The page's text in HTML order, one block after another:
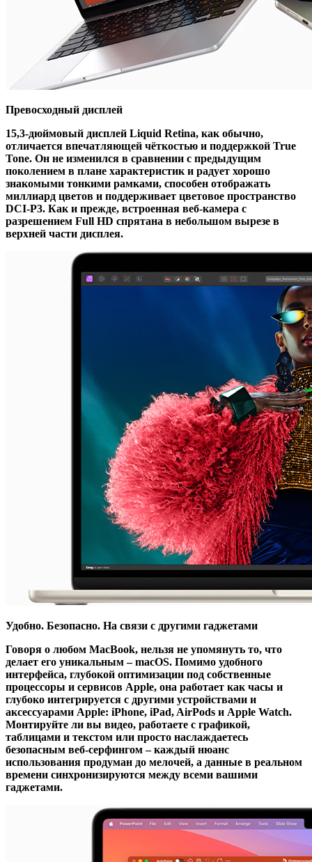
Превосходный дисплей
15,3-дюймовый дисплей Liquid Retina, как обычно,
отличается впечатляющей чёткостью и поддержкой True
Tone. Он не изменился в сравнении с предыдущим
поколением в плане характеристик и радует хорошо
знакомыми тонкими рамками, способен отображать
миллиард цветов и поддерживает цветовое пространство
DCI-P3. Как и прежде, встроенная веб-камера с
разрешением Full HD спрятана в небольшом вырезе в
верхней части дисплея.
Удобно. Безопасно. На связи с другими гаджетами
Говоря о любом MacBook, нельзя не упомянуть то, что
делает его уникальным – macOS. Помимо удобного
интерфейса, глубокой оптимизации под собственные
процессоры и сервисов Apple, она работает как часы и
глубоко интегрируется с другими устройствами и
аксессуарами Apple: iPhone, iPad, AirPods и Apple Watch.
Монтируйте ли вы видео, работаете с графикой,
таблицами и текстом или просто наслаждаетесь
безопасным веб-серфингом – каждый нюанс
использования продуман до мелочей, а данные в реальном
времени синхронизируются между всеми вашими
гаджетами.